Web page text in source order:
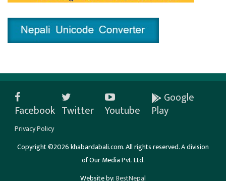
Facebook Twitter Youtube
Google
Play
Privacy Policy
Copyright ©2026 khabardabali.com. All rights reserved. A division
of Our Media Pvt. Ltd.
Website by:BestNepal